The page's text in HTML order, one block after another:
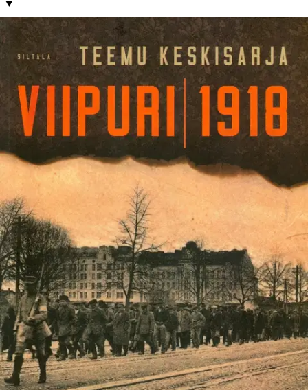
Tuotekuvaus
Tampere oli tärkein vuoden 1918 taistelupaikkana, mutta ei
tapahtumapaikkana, kun mittapuuksi asetetaan syiden ja seurausten
kokonaisuus. Sota alkoi Viipurista. Rintama jyrähteli kolme
kuukautta muutaman kymmenen kilometrin päässä kaupungista,
yhtä likellä kuin Kehä III on nyky-Helsingin keskustaa. Viipuri oli
punaisen Suomen liikennesolmu ja sitkein hallintokeskus.
Vallankumoukseen syttyneenä, piiritettynä, vallattuna ja
puhdistettavana kaupunki koki vaiheita, joille on vaikea keksiä
kyllin voimakasta adjektiivia. Terrorin verisyydessä Viipuri oli
huipentuma, vaikuttimissa avaintapaus. Päähenkilöinä kamppailivat
viipurilaiset ja syystä tai toisesta Viipuriin 1918 kulkeutuneet
ihmiset. Toinen näyttämö on tammi-helmikuussa 1918 syntynyt
Suomen historian ensimmäinen rintama kuularuiskuineen,
tykkeineen, ampumahautoineen ja amatöörisotilaineen, joita oli
pikakurssitettu palokuntatalon tai työväentalon salissa. Kaupungissa
vihollisen ”teräskoura” puristi ensin valkoisia ja sitten punaisia.
Mieliala muokkautui nälästä, kuolemanpelosta, hulluista huhuista,
uuden maailman sarastuksesta, kotietsinnöistä, sankarihautajaisista,
juomingeista ja soppajonoista. Sydän hakkasi viimeisen päivänsä
eläjillä. Teloitetuiksi tai teloittajiksi tempautui hahmoja, jotka hetki
sitten olivat puurtaneet mitäänsanomatonta arkea.
Näytä lisää tuotekuvausta